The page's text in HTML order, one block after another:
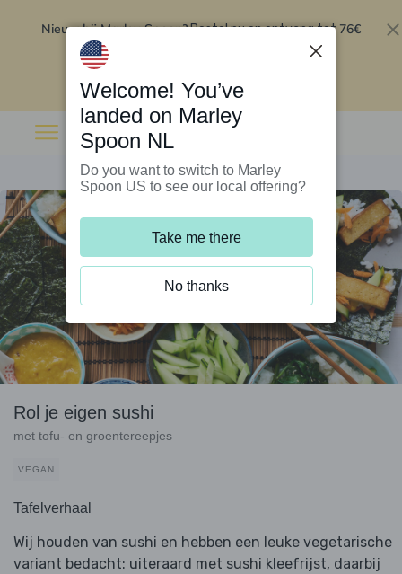
Nieuw bij Marley Spoon?Bestel nu en ontvang tot 76€
Rol je eigen sushi
met tofu- en groentereepjes
VEGAN
Tafelverhaal
Wij houden van sushi en hebben een leuke vegetarische
variant bedacht: uiteraard met sushi kleefrijst, daarbij
Welcome! You’ve
landed on Marley
Spoon NL
Do you want to switch to Marley
Spoon US to see our local offering?
Take me there
No thanks